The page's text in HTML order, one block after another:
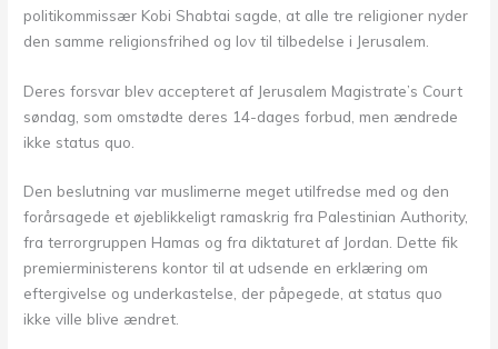
politikommissær Kobi Shabtai sagde, at alle tre religioner nyder
den samme religionsfrihed og lov til tilbedelse i Jerusalem.
Deres forsvar blev accepteret af Jerusalem Magistrate’s Court
søndag, som omstødte deres 14-dages forbud, men ændrede
ikke status quo.
Den beslutning var muslimerne meget utilfredse med og den
forårsagede et øjeblikkeligt ramaskrig fra Palestinian Authority,
fra terrorgruppen Hamas og fra diktaturet af Jordan. Dette fik
premierministerens kontor til at udsende en erklæring om
eftergivelse og underkastelse, der påpegede, at status quo
ikke ville blive ændret.